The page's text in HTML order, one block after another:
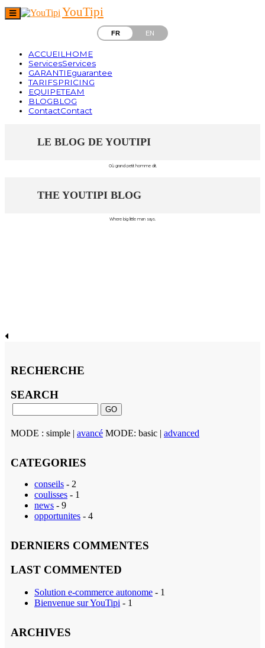
YouTipi
FR EN
ACCUEIL HOME
ServicesServices
GARANTIEguarantee
TARIFSPRICING
EQUIPETEAM
BLOGBLOG
ContactContact
LE BLOG DE YOUTIPI
Où grand petit homme dit.
THE YOUTIPI BLOG
Where big little man says.
RECHERCHE
SEARCH
MODE : simple | avancé MODE: basic | advanced
CATEGORIES
conseils - 2
coulisses - 1
news - 9
opportunites - 4
DERNIERS COMMENTES
LAST COMMENTED
Solution e-commerce autonome - 1
Bienvenue sur YouTipi - 1
ARCHIVES